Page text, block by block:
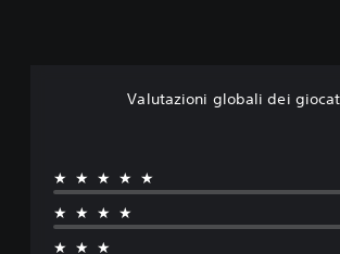
Valutazioni globali dei
★★★★★
★★★★
★★★